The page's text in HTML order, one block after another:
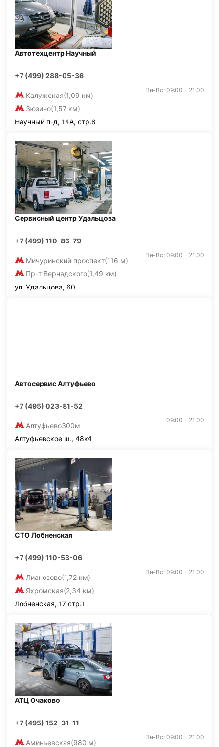
Автотехцентр Научный
+7 (499) 288-05-36
Калужская(1,09 км)
Зюзино(1,57 км)
Пн-Вс: 09:00 - 21:00
Научный п-д, 14А, стр.8
Сервисный центр Удальцова
+7 (499) 110-86-79
Мичуринский проспект(116 м)
Пр-т Вернадского(1,49 км)
Пн-Вс: 09:00 - 21:00
ул. Удальцова, 60
Автосервис Алтуфьево
+7 (495) 023-81-52
Алтуфьево300м
09:00 - 21:00
Алтуфьевское ш., 48к4
СТО Лобненская
+7 (499) 110-53-06
Лианозово(1,72 км)
Яхромская(2,34 км)
Пн-Вс: 09:00 - 21:00
Лобненская, 17 стр.1
АТЦ Очаково
+7 (495) 152-31-11
Аминьевская(980 м)
Пн-Вс: 09:00 - 21:00